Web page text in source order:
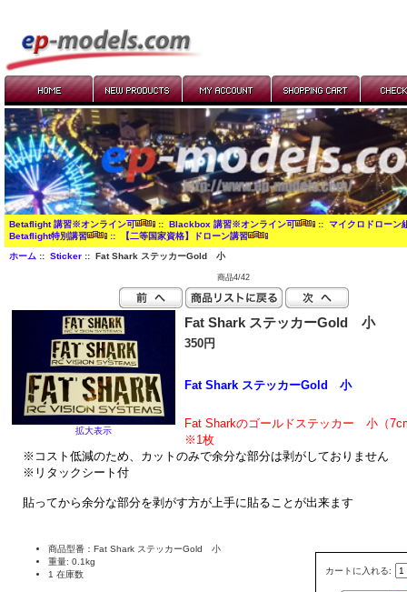
Betaflight 講習※オンライン可 :: Blackbox 講習※オンライン可 :: マイクロドローン
Betaflight特別講習
:: 【二等国家資格】ドローン講習
ホーム:: Sticker:: Fat Shark ステッカーGold 小
商品4/42
拡大表示
Fat Shark ステッカーGold 小
350円
Fat Shark ステッカーGold 小
Fat Sharkのゴールドステッカー 小（
※1枚
※コスト低減のため、カットのみで余分な部分は剥がしておりません
※リタックシート付
貼ってから余分な部分を剥がす方が上手に貼ることが出来ます
カートに入れる:
商品型番：Fat Shark ステッカーGold 小
重量: 0.1kg
1 在庫数